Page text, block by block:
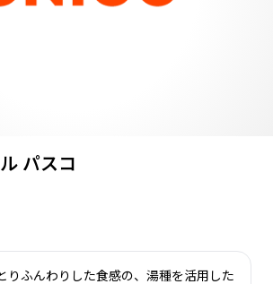
パスコ
りふんわりした食感の、湯種を活用した